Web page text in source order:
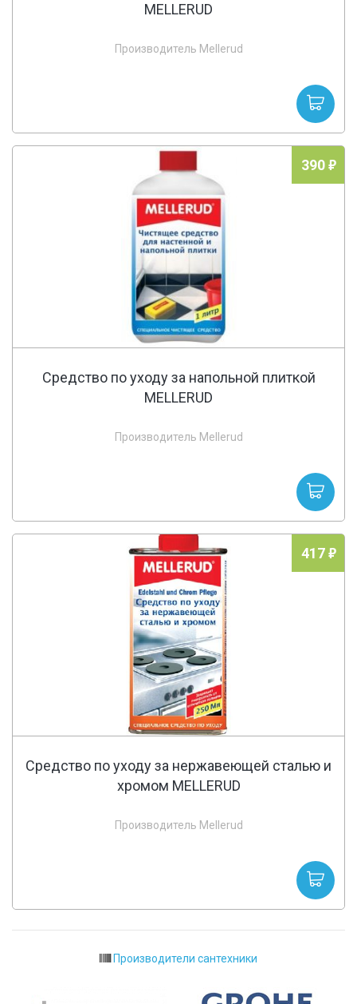
MELLERUD
Производитель Mellerud
390
Средство по уходу за напольной плиткой
MELLERUD
Производитель Mellerud
417
Средство по уходу за нержавеющей сталью и
хромом MELLERUD
Производитель Mellerud
Производители сантехники